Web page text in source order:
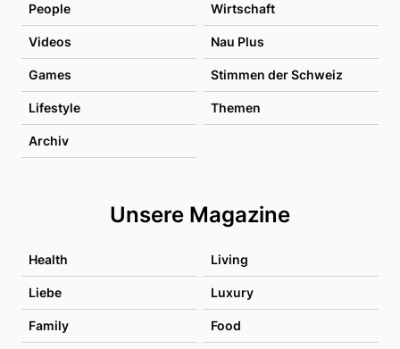
People Wirtschaft
Videos Nau Plus
Games Stimmen der Schweiz
Lifestyle Themen
Archiv
Unsere Magazine
Health Living
Liebe Luxury
Family Food